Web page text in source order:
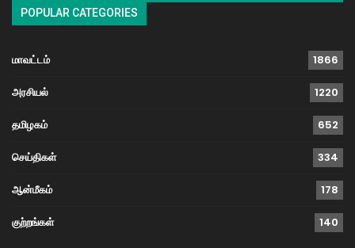
POPULAR CATEGORIES
மாவட்டம் 1866
அரசியல் 1220
தமிழகம் 652
செய்திகள் 334
ஆன்மீகம் 178
குற்றங்கள் 140